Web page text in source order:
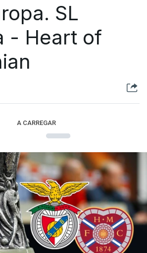
SL
- Heart of
A CARREGAR